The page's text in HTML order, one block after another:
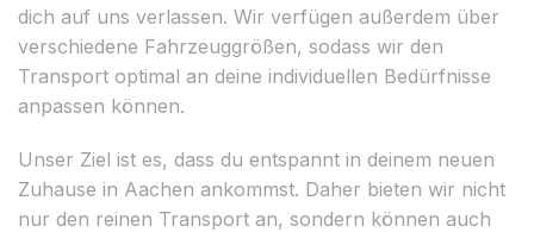
dich auf uns verlassen. Wir verfügen außerdem über
verschiedene Fahrzeuggrößen, sodass wir den
Transport optimal an deine individuellen Bedürfnisse
anpassen können.
Unser Ziel ist es, dass du entspannt in deinem neuen
Zuhause in Aachen ankommst. Daher bieten wir nicht
nur den reinen Transport an, sondern können auch